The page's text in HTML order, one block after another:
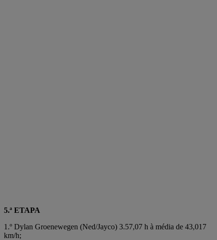
5.ª ETAPA
1.º Dylan Groenewegen (Ned/Jayco) 3.57,07 h à média de 43,017
km/h;